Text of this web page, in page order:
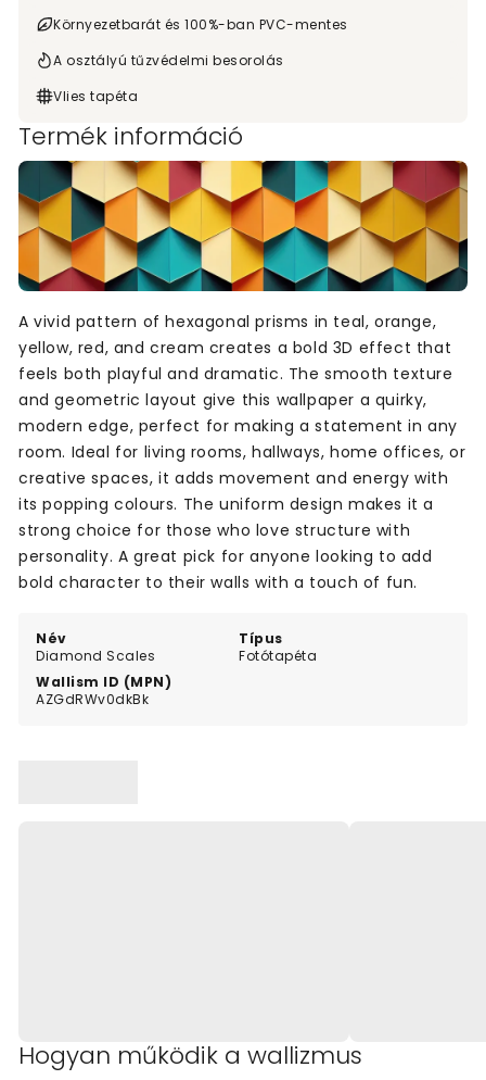
Környezetbarát és 100%-ban PVC-mentes
A osztályú tűzvédelmi besorolás
Vlies tapéta
Termék információ
Név
Diamond Scales
Típus
Fotótapéta
Wallism ID (MPN)
AZGdRWv0dkBk
A vivid pattern of hexagonal prisms in teal, orange,
yellow, red, and cream creates a bold 3D effect that
feels both playful and dramatic. The smooth texture
and geometric layout give this wallpaper a quirky,
modern edge, perfect for making a statement in any
room. Ideal for living rooms, hallways, home offices, or
creative spaces, it adds movement and energy with
its popping colours. The uniform design makes it a
strong choice for those who love structure with
personality. A great pick for anyone looking to add
bold character to their walls with a touch of fun.
Hogyan működik a wallizmus